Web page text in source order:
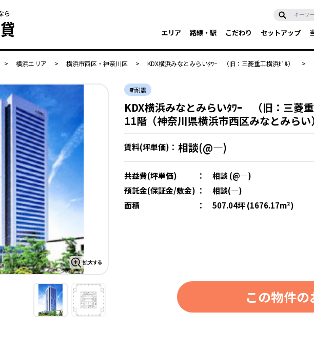
ら
エリア 路線・駅 こだわり セットアップ
> 横浜エリア > 横浜市西区・神奈川区 > KDX横浜みなとみらいﾀﾜｰ （旧：三菱重工横浜ﾋﾞﾙ） >
新耐震
KDX横浜みなとみらいﾀﾜｰ （旧：三菱重
11階（神奈川県横浜市西区みなとみらい）
賃料(坪単価)： 相談(@―)
共益費(坪単価) ：
相談 (@―)
預託金(保証金/敷金) ：
相談(―)
面積
： 507.04坪 (1676.17m²)
この物件